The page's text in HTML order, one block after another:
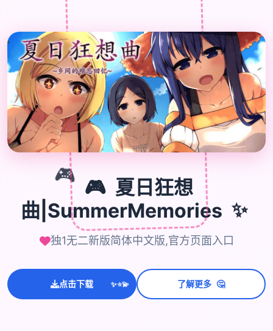
🎮 🎮 夏日狂想
曲|SummerMemories ✨
独1无二新版简体中文版,官方页面入口
点击下载 ✨
⭐💫 了解更多 🤔